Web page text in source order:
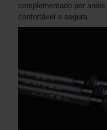
complementado por
confortável e segura.